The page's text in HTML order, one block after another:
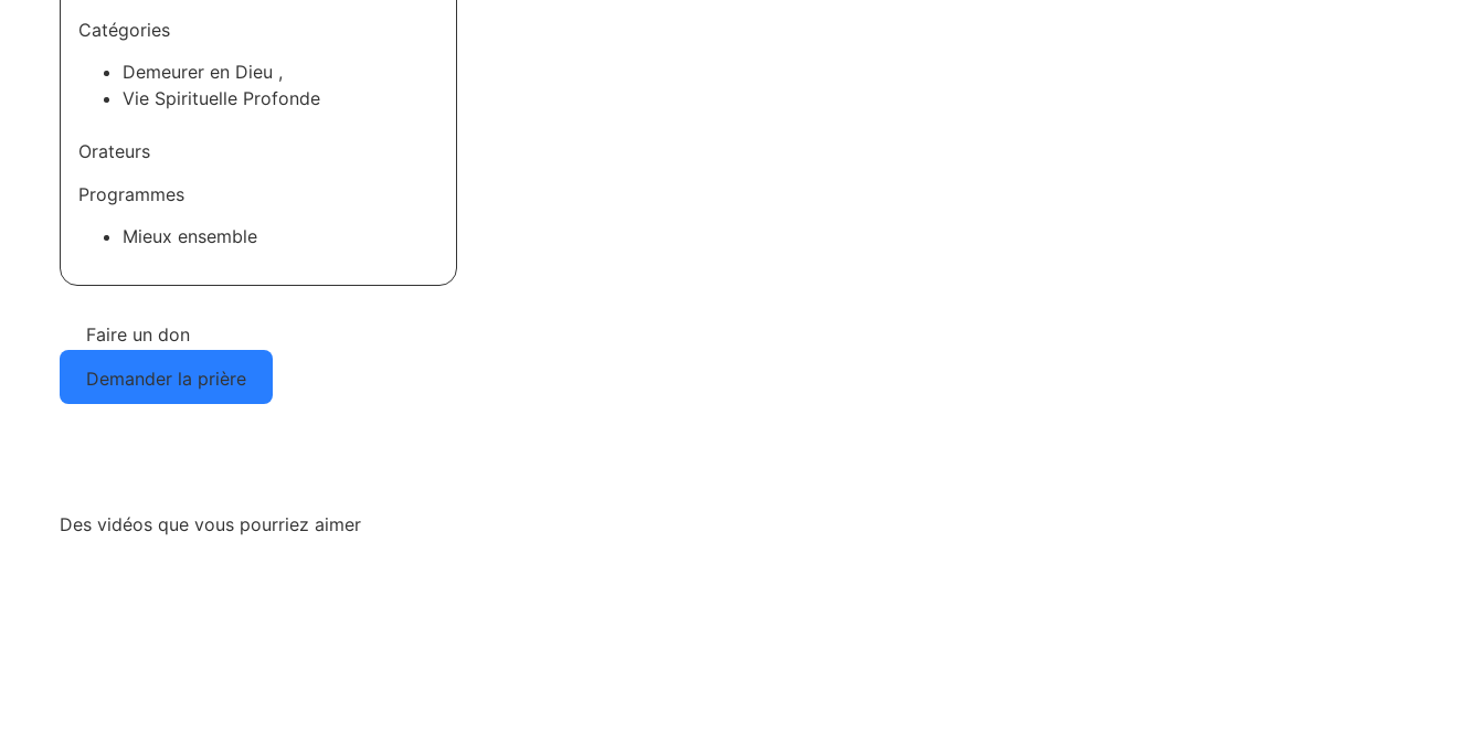
Catégories
Demeurer en Dieu ,
Vie Spirituelle Profonde
Orateurs
Programmes
Mieux ensemble
Faire un don
Demander la prière
Des vidéos que vous pourriez aimer